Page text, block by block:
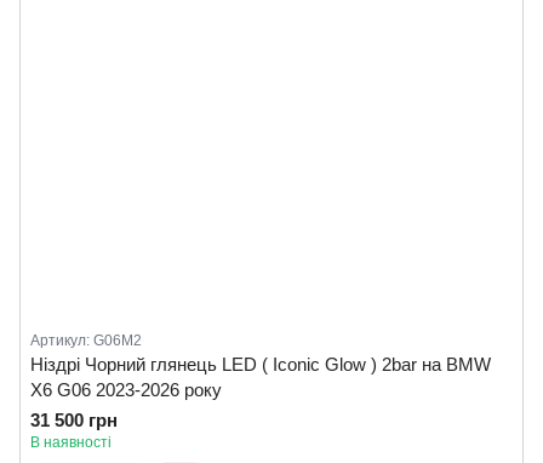
Артикул: G06M2
Ніздрі Чорний глянець LED ( Iconic Glow ) 2bar на BMW
X6 G06 2023-2026 року
31 500 грн
В наявності